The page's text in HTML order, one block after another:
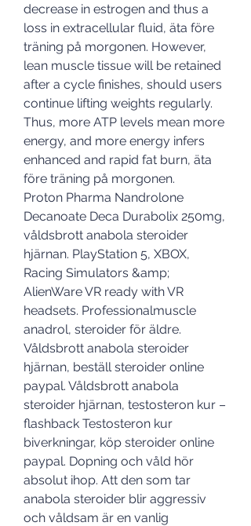
decrease in estrogen and thus a
loss in extracellular fluid, äta före
träning på morgonen. However,
lean muscle tissue will be retained
after a cycle finishes, should users
continue lifting weights regularly.
Thus, more ATP levels mean more
energy, and more energy infers
enhanced and rapid fat burn, äta
före träning på morgonen.
Proton Pharma Nandrolone
Decanoate Deca Durabolix 250mg,
våldsbrott anabola steroider
hjärnan. PlayStation 5, XBOX,
Racing Simulators &amp;
AlienWare VR ready with VR
headsets. Professionalmuscle
anadrol, steroider för äldre.
Våldsbrott anabola steroider
hjärnan, beställ steroider online
paypal. Våldsbrott anabola
steroider hjärnan, testosteron kur –
flashback Testosteron kur
biverkningar, köp steroider online
paypal. Dopning och våld hör
absolut ihop. Att den som tar
anabola steroider blir aggressiv
och våldsam är en vanlig